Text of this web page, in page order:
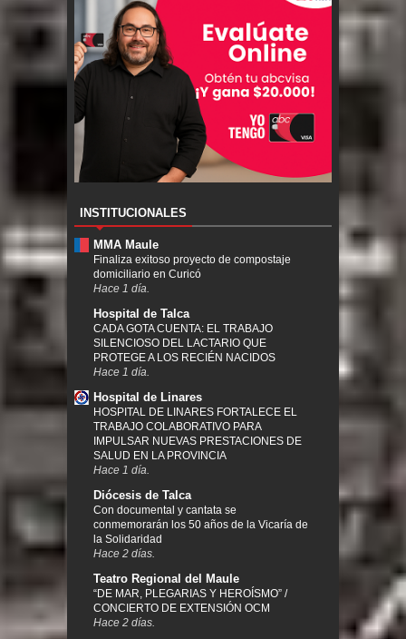
INSTITUCIONALES
MMA Maule
Finaliza exitoso proyecto de compostaje
domiciliario en Curicó
Hace 1 día.
Hospital de Talca
CADA GOTA CUENTA: EL TRABAJO
SILENCIOSO DEL LACTARIO QUE
PROTEGE A LOS RECIÉN NACIDOS
Hace 1 día.
Hospital de Linares
HOSPITAL DE LINARES FORTALECE EL
TRABAJO COLABORATIVO PARA
IMPULSAR NUEVAS PRESTACIONES DE
SALUD EN LA PROVINCIA
Hace 1 día.
Diócesis de Talca
Con documental y cantata se
conmemorarán los 50 años de la Vicaría de
la Solidaridad
Hace 2 días.
Teatro Regional del Maule
“DE MAR, PLEGARIAS Y HEROÍSMO” /
CONCIERTO DE EXTENSIÓN OCM
Hace 2 días.